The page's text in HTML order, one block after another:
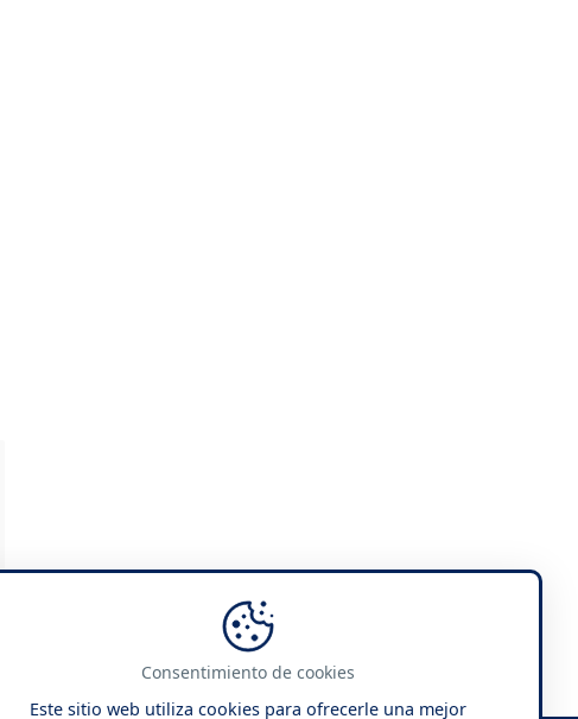
Consentimiento de cookies
Este sitio web utiliza cookies para ofrecerle una mejor